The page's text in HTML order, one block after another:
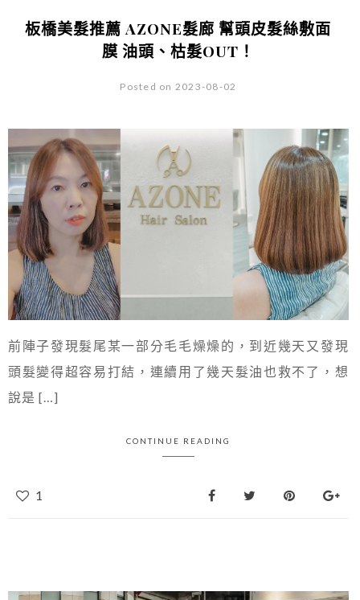
板橋美髮推薦 AZONE髮廊 幫頭皮髮絲敷面
膜 油頭、枯髮OUT！
Posted on 2023-08-02
前陣子發現髮尾某一部分毛毛燥燥的，到近幾天又發現
頭髮變得超容易打結，連續用了幾天髮油也救不了，想
說是 […]
CONTINUE READING
1